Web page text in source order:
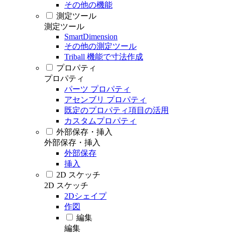
その他の機能
測定ツール
測定ツール
SmartDimension
その他の測定ツール
Triball 機能で寸法作成
プロパティ
プロパティ
パーツ プロパティ
アセンブリ プロパティ
既定のプロパティ項目の活用
カスタムプロパティ
外部保存・挿入
外部保存・挿入
外部保存
挿入
2D スケッチ
2D スケッチ
2Dシェイプ
作図
編集
編集